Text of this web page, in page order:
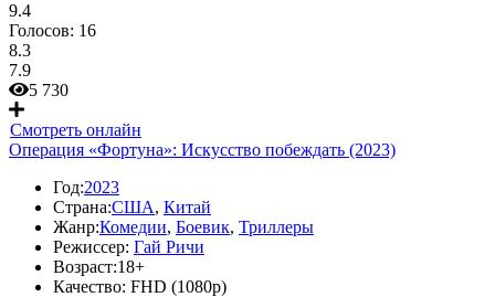
9.4
Голосов: 16
8.3
7.9
5 730
Смотреть онлайн
Операция «Фортуна»: Искусство побеждать (2023)
Год:2023
Страна:США, Китай
Жанр:Комедии, Боевик, Триллеры
Режиссер: Гай Ричи
Возраст:18+
Качество: FHD (1080p)